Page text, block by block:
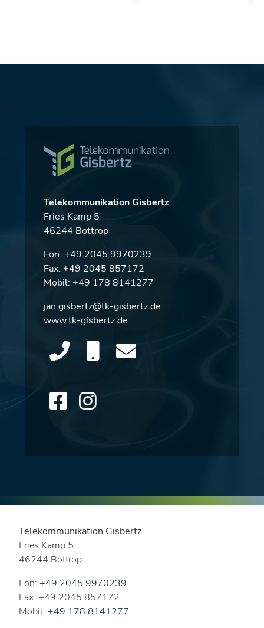
Telekommunikation Gisbertz
Fries Kamp 5
46244 Bottrop
Fon: +49 2045 9970239
Fax: +49 2045 857172
Mobil: +49 178 8141277
jan.gisbertz@tk-gisbertz.de
www.tk-gisbertz.de
Telekommunikation Gisbertz
Fries Kamp 5
46244 Bottrop
Fon: +49 2045 9970239
Fax: +49 2045 857172
Mobil: +49 178 8141277